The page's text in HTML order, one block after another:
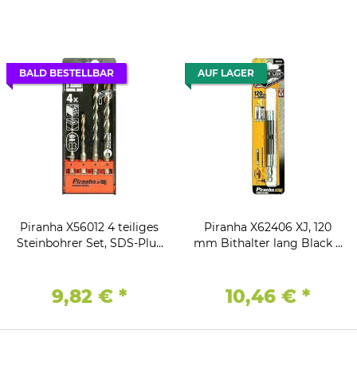
BALD BESTELLBAR
Piranha X56012 4 teiliges
Steinbohrer Set, SDS-Plus
9,82 € *
AUF LAGER
Piranha X62406 XJ, 120
mm Bithalter lang Black &
10,46 € *